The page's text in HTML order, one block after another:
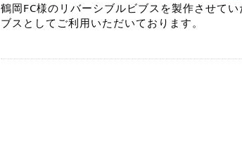
鶴岡FC様のリバーシブルビブスを製作させて
ブスとしてご利用いただいております。